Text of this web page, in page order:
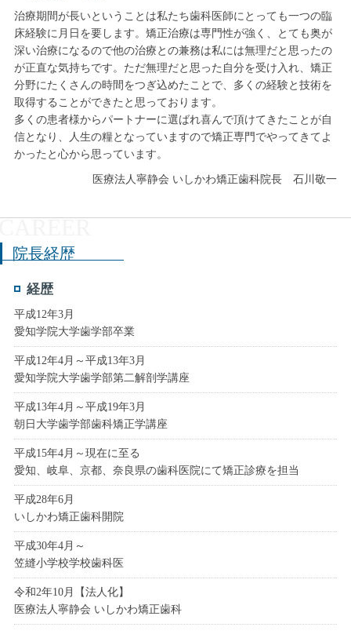
治療期間が長いということは私たち歯科医師にとっても一つの臨
床経験に月日を要します。矯正治療は専門性が強く、とても奥が
深い治療になるので他の治療との兼務は私には無理だと思ったの
が正直な気持ちです。ただ無理だと思った自分を受け入れ、矯正
分野にたくさんの時間をつぎ込めたことで、多くの経験と技術を
取得することができたと思っております。
多くの患者様からパートナーに選ばれ喜んで頂けてきたことが自
信となり、人生の糧となっていますので矯正専門でやってきてよ
かったと心から思っています。
医療法人寧静会 いしかわ矯正歯科院長 石川敬一
院長経歴
経歴
平成12年3月
愛知学院大学歯学部卒業
平成12年4月～平成13年3月
愛知学院大学歯学部第二解剖学講座
平成13年4月～平成19年3月
朝日大学歯学部歯科矯正学講座
平成15年4月～現在に至る
愛知、岐阜、京都、奈良県の歯科医院にて矯正診療を担当
平成28年6月
いしかわ矯正歯科開院
平成30年4月～
笠縫小学校学校歯科医
令和2年10月【法人化】
医療法人寧静会 いしかわ矯正歯科